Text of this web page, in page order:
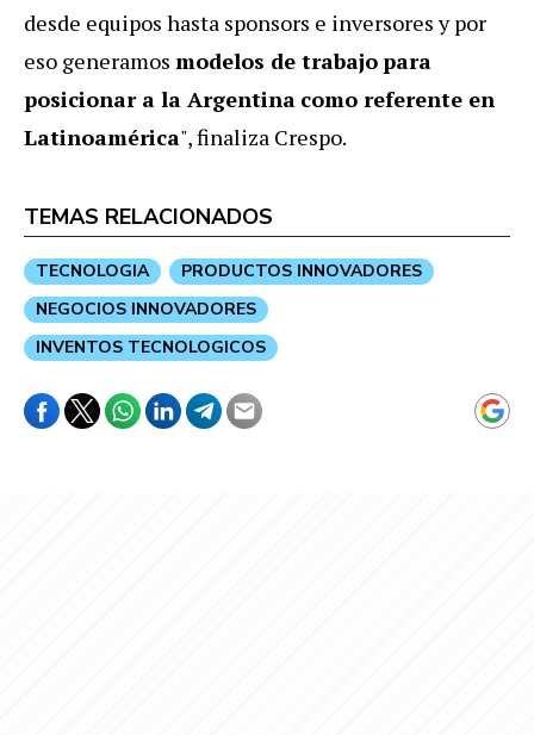
desde equipos hasta sponsors e inversores y por
eso generamos modelos de trabajopara
posicionar a la Argentina como referente en
Latinoamérica", finaliza Crespo.
TEMAS RELACIONADOS
TECNOLOGIA
PRODUCTOS INNOVADORES
NEGOCIOS INNOVADORES
INVENTOS TECNOLOGICOS